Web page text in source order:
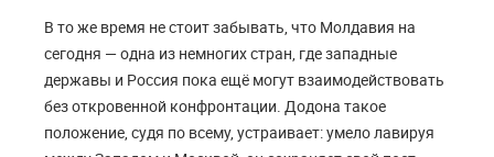
В то же время не стоит забывать, что Молдавия на
сегодня — одна из немногих стран, где западные
державы и Россия пока ещё могут взаимодействовать
без откровенной конфронтации. Додона такое
положение, судя по всему, устраивает: умело лавируя